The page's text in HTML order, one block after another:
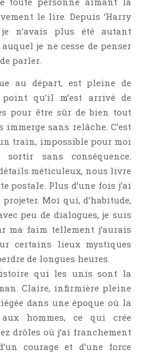
le lire. Depuis ‘Harry
je n’avais plus été autant
je ne cesse de penser
parler.
au départ, est pleine de
qu’il m’est arrivé de
pour être sûr de bien tout
sans relâche. C’est
train, impossible pour moi
sans conséquence.
méticuleux, nous livre
postale. Plus d’une fois j’ai
Moi qui, d’habitude,
peu de dialogues, je suis
ma faim tellement j’aurais
certains lieux mystiques
de longues heures.
qui les unis sont la
Claire, infirmière pleine
dans une époque où la
hommes, ce qui crée
drôles où j’ai franchement
courage et d’une force